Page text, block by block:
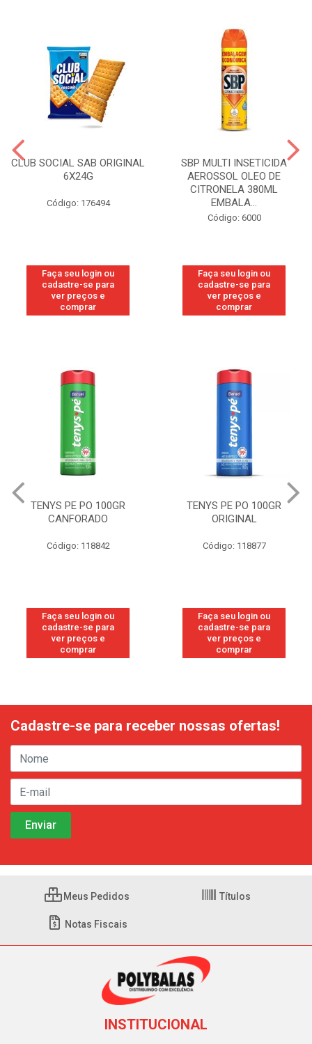
CLUB SOCIAL SAB ORIGINAL
6X24G
Código: 176494
Faça seu login ou
cadastre-se para
ver preços e
comprar
SBP MULTI INSETICIDA
AEROSSOL OLEO DE
CITRONELA 380ML
EMBALA...
Código: 6000
Faça seu login ou
cadastre-se para
ver preços e
comprar
TENYS PE PO 100GR
CANFORADO
Código: 118842
Faça seu login ou
cadastre-se para
ver preços e
comprar
TENYS PE PO 100GR
ORIGINAL
Código: 118877
Faça seu login ou
cadastre-se para
ver preços e
comprar
Cadastre-se para receber nossas ofertas!
Meus Pedidos Títulos
Notas Fiscais
INSTITUCIONAL